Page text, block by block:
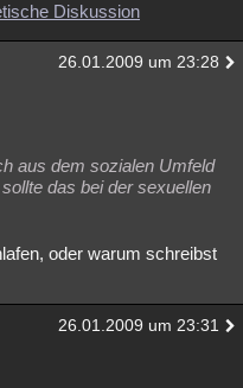
Diskussion
26.01.2009 um 23:28
aus dem sozialen Umfeld
das bei der sexuellen
oder warum schreibst
26.01.2009 um 23:31